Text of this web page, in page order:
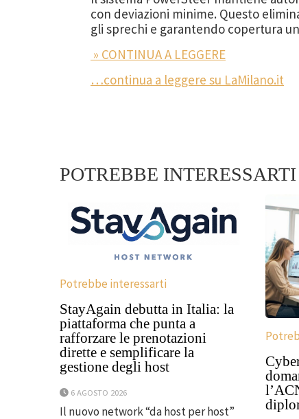
con deviazioni minime. Questo
gli sprechi e garantendo copertura
» CONTINUA A LEGGERE
…continua a leggere su LaMilano.it
POTREBBE INTERESSARTI
Potrebbe interessarti
StayAgain debutta in Italia: la
piattaforma che punta a
rafforzare le prenotazioni
dirette e semplificare la
gestione degli host
6 AGOSTO 2026
Il nuovo network “da host per host”